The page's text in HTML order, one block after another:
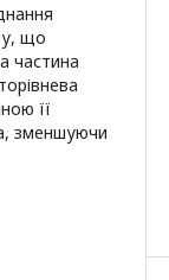
що
частина
її
зменшуючи